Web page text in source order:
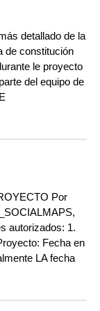
detallado de la
de constitución
le proyecto
del equipo de
Por
autorizados: 1.
Fecha en
LA fecha